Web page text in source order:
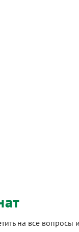
на все